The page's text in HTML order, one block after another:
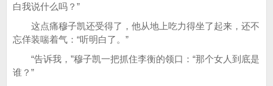
白我说什么吗？”
这点痛穆子凯还受得了，他从地上吃力得坐了起来，还不
忘佯装喘着气：“听明白了。”
“告诉我，”穆子凯一把抓住李衡的领口：“那个女人到底是
谁？”